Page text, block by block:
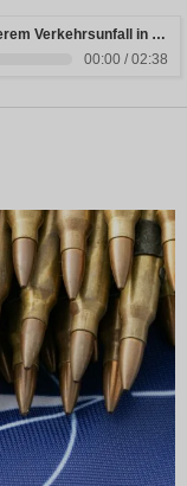
Drei junge Menschen sterben bei schwerem Verkehrsunfall in Rheinland-Pfalz
00:00 / 02:38